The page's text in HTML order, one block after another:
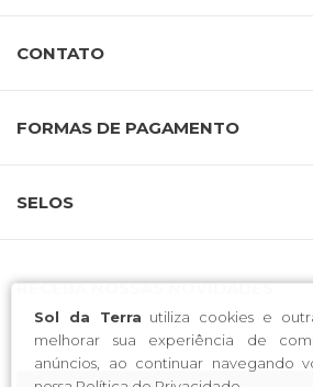
Sol da Terra utiliza cookies e
melhorar sua experiência de
anúncios, ao continuar navegando
CONTATO
FORMAS DE PAGAMENTO
SELOS
RECEBA NOSSAS NOVIDADES